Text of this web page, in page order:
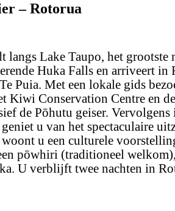
– Rotorua
langs Lake Taupo, het grootste
Huka Falls en arriveert
Puia. Met een lokale gids
Kiwi Conservation Centre en
de Pōhutu geiser.
u van het spectaculaire
u een culturele
pōwhiri (traditioneel
U verblijft twee nachten in